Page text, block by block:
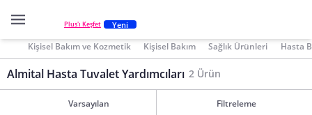
Plus'ı Keşfet Yeni
Kişisel Bakım ve Kozmetik Kişisel Bakım Sağlık Ürünleri Hasta
Almital Hasta Tuvalet Yardımcıları 2 Ürün
Varsayılan Filtreleme